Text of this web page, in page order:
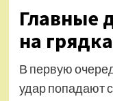
Главные
на
В первую
удар попадают